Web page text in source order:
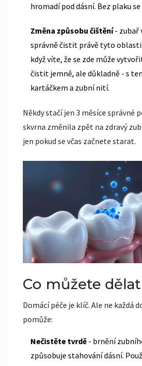
hromadí pod dásní. Bez plaku
Změna způsobu čištění- zubař
správně čistit právě tyto
když víte, že se zde může
čistit jemně, ale důkladně - s
kartáčkem a zubní nití.
Někdy stačí jen 3 měsíce správné
skvrna změnila zpět na zdravý
jen pokud se včas začnete starat.
Co můžete
Domácí péče je klíč. Ale ne každá
pomůže:
Nečistěte tvrdě - brnění
způsobuje stahování dásní.